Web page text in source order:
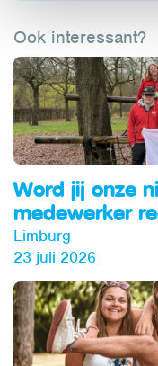
Ook interessant?
Word jij onze
medewerker
Limburg
23 juli 2026